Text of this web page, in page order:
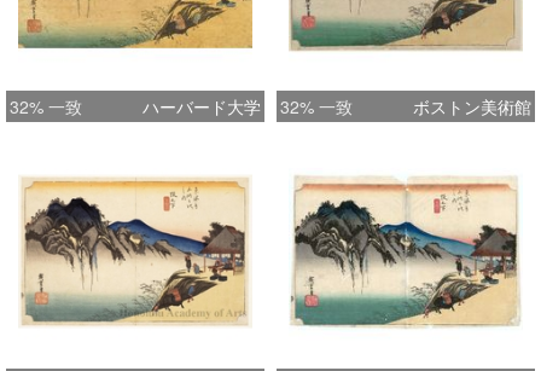
32% 一致 ハーバード大学 32% 一致 ボストン美術館